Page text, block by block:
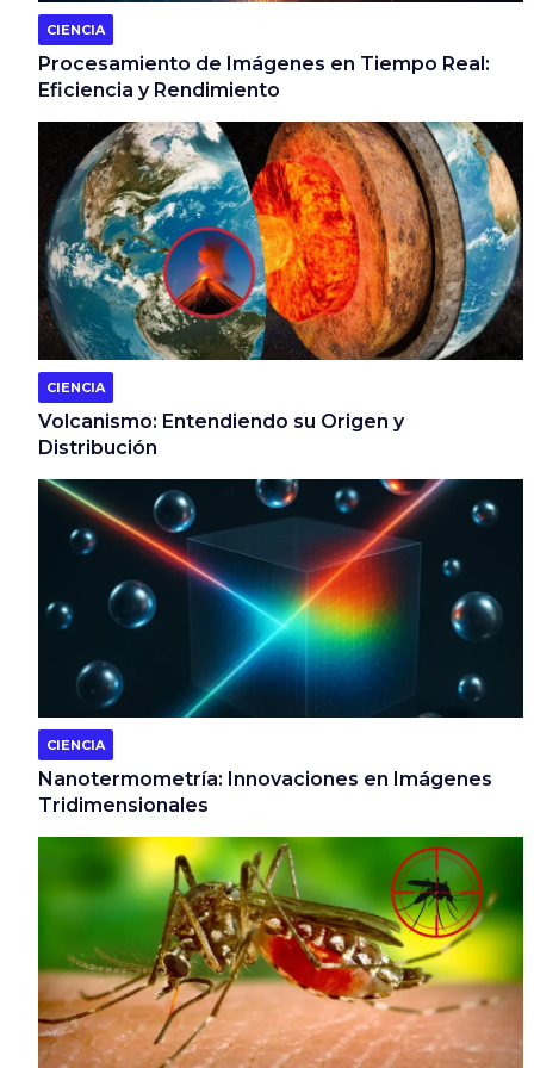
CIENCIA
Procesamiento de Imágenes en Tiempo Real:
Eficiencia y Rendimiento
CIENCIA
Volcanismo: Entendiendo su Origen y
Distribución
CIENCIA
Nanotermometría: Innovaciones en Imágenes
Tridimensionales